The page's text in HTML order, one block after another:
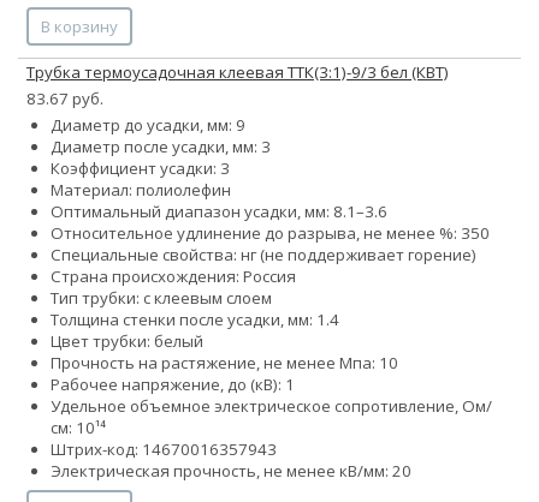
В корзину
Трубка термоусадочная клеевая ТТК(3:1)-9/3 бел (КВТ)
83.67 руб.
Диаметр до усадки, мм: 9
Диаметр после усадки, мм: 3
Коэффициент усадки: 3
Материал: полиолефин
Оптимальный диапазон усадки, мм: 8.1–3.6
Относительное удлинение до разрыва, не менее %: 350
Специальные свойства: нг (не поддерживает горение)
Страна происхождения: Россия
Тип трубки: с клеевым слоем
Толщина стенки после усадки, мм: 1.4
Цвет трубки: белый
Прочность на растяжение, не менее Мпа: 10
Рабочее напряжение, до (кВ): 1
Удельное объемное электрическое сопротивление, Ом/
см: 10¹⁴
Штрих-код: 14670016357943
Электрическая прочность, не менее кВ/мм: 20